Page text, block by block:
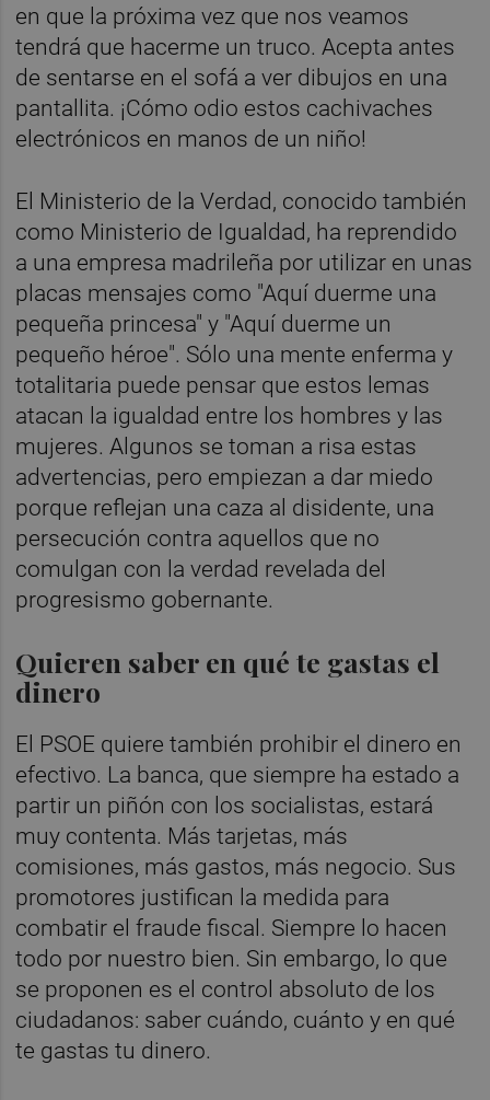
en que la próxima vez que nos veamos
tendrá que hacerme un truco. Acepta antes
de sentarse en el sofá a ver dibujos en una
pantallita. ¡Cómo odio estos cachivaches
electrónicos en manos de un niño!
El Ministerio de la Verdad, conocido también
como Ministerio de Igualdad, ha reprendido
a una empresa madrileña por utilizar en unas
placas mensajes como "Aquí duerme una
pequeña princesa" y "Aquí duerme un
pequeño héroe". Sólo una mente enferma y
totalitaria puede pensar que estos lemas
atacan la igualdad entre los hombres y las
mujeres. Algunos se toman a risa estas
advertencias, pero empiezan a dar miedo
porque reflejan una caza al disidente, una
persecución contra aquellos que no
comulgan con la verdad revelada del
progresismo gobernante.
Quieren saber en qué te gastas el
dinero
El PSOE quiere también prohibir el dinero en
efectivo. La banca, que siempre ha estado a
partir un piñón con los socialistas, estará
muy contenta. Más tarjetas, más
comisiones, más gastos, más negocio. Sus
promotores justifican la medida para
combatir el fraude fiscal. Siempre lo hacen
todo por nuestro bien. Sin embargo, lo que
se proponen es el control absoluto de los
ciudadanos: saber cuándo, cuánto y en qué
te gastas tu dinero.